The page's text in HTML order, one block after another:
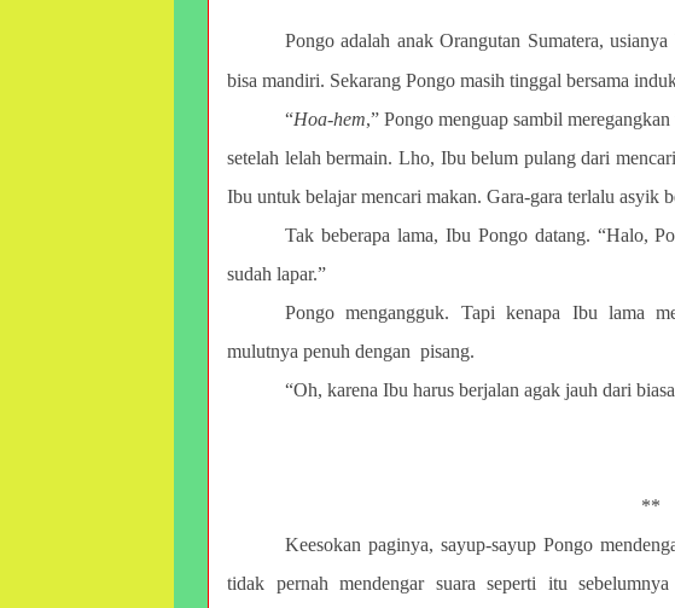
Pongo adalah anak Orangutan Sumatera, usianya
bisa mandiri. Sekarang Pongo masih tinggal bersama
“Hoa-hem,” Pongo menguap sambil
setelah lelah bermain. Lho, Ibu belum pulang dari
Ibu untuk belajar mencari makan. Gara-gara terlalu asyik
Tak beberapa lama, Ibu Pongo datang. “Halo,
sudah lapar.”
Pongo mengangguk. Tapi kenapa Ibu lama
mulutnya penuh dengan pisang.
“Oh, karena Ibu harus berjalan agak jauh dari
**
Keesokan paginya, sayup-sayup Pongo
tidak pernah mendengar suara seperti itu